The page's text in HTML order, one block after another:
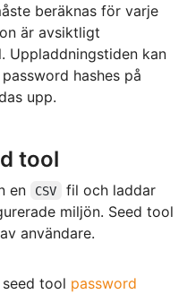
beräknas för varje
är avsiktligt
Uppladdningstiden kan
hashes på
upp.
tool
en CSV
fil och laddar
miljön. Seed tool
användare.
tool password